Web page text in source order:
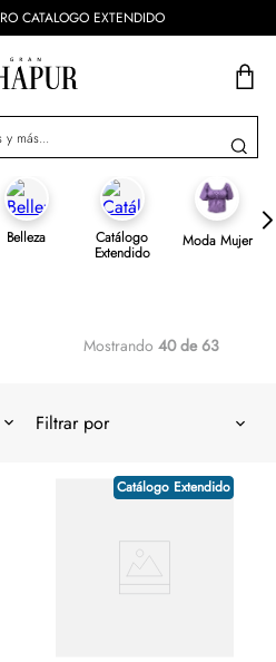
A PARTIR DE $799 🇲🇽
y más...
Belleza Catálogo
Extendido
Moda Mujer
Mostrando 40 de 63
Catálogo Extendido